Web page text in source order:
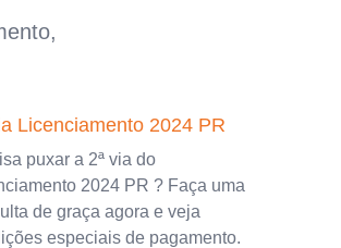
Licenciamento 2024 PR
puxar a 2ª via do
2024 PR ? Faça uma
de graça agora e veja
especiais de pagamento.